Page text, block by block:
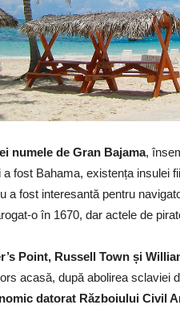
numele de Gran Bajama,
fost Bahama, existența insulei
a fost interesantă pentru
o în 1670, dar actele de
Point, Russell Town și
acasă, după abolirea sclaviei
datorat Războiului Civil